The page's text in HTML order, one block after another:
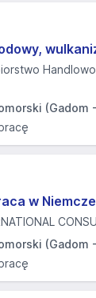
Handlowo
(Gadom
w
(Gadom